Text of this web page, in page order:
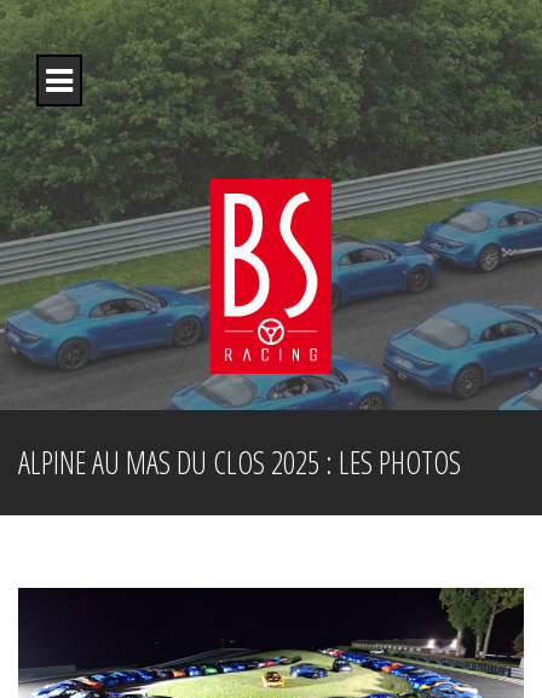
S
k
i
p
t
o
c
n
e
n
ALPINE AU MAS DU CLOS 2025 : LES PHOTOS